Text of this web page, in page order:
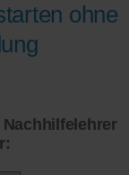
ohne
Nachhilfelehrer